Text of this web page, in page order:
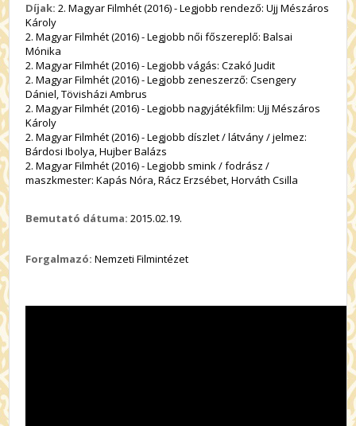
Díjak: 2. Magyar Filmhét (2016) - Legjobb rendező: Ujj Mészáros
Károly
2. Magyar Filmhét (2016) - Legjobb női főszereplő: Balsai
Mónika
2. Magyar Filmhét (2016) - Legjobb vágás: Czakó Judit
2. Magyar Filmhét (2016) - Legjobb zeneszerző: Csengery
Dániel, Tövisházi Ambrus
2. Magyar Filmhét (2016) - Legjobb nagyjátékfilm: Ujj Mészáros
Károly
2. Magyar Filmhét (2016) - Legjobb díszlet / látvány / jelmez:
Bárdosi Ibolya, Hujber Balázs
2. Magyar Filmhét (2016) - Legjobb smink / fodrász /
maszkmester: Kapás Nóra, Rácz Erzsébet, Horváth Csilla
Bemutató dátuma: 2015.02.19.
Forgalmazó: Nemzeti Filmintézet